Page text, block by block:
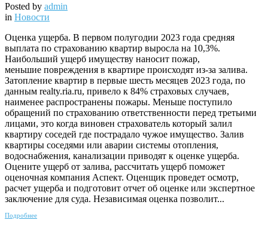
Posted by admin
in Новости
Оценка ущерба. В первом полугодии 2023 года средняя
выплата по страхованию квартир выросла на 10,3%.
Наибольший ущерб имуществу наносит пожар,
меньшие повреждения в квартире происходят из-за залива.
Затопление квартир в первые шесть месяцев 2023 года, по
данным realty.ria.ru, привело к 84% страховых случаев,
наименее распространены пожары. Меньше поступило
обращений по страхованию ответственности перед третьими
лицами, это когда виновен страхователь который залил
квартиру соседей где пострадало чужое имущество. Залив
квартиры соседями или аварии системы отопления,
водоснабжения, канализации приводят к оценке ущерба.
Оцените ущерб от залива, рассчитать ущерб поможет
оценочная компания Аспект. Оценщик проведет осмотр,
расчет ущерба и подготовит отчет об оценке или экспертное
заключение для суда. Независимая оценка позволит...
Подробнее